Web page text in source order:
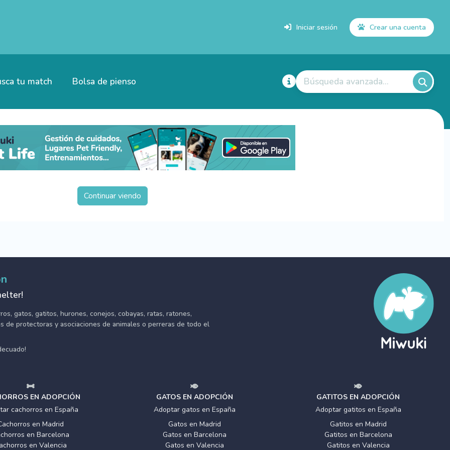
Iniciar sesión Crear una cuenta
tu match Bolsa de pienso Búsqueda avanzada...
Continuar viendo
gatos, gatitos, hurones, conejos, cobayas, ratas, ratones,
de protectoras y asociaciones de animales o perreras de todo el
EN ADOPCIÓN
cachorros en España
en Madrid
en Barcelona
en Valencia
GATOS EN ADOPCIÓN
Adoptar gatos en España
Gatos en Madrid
Gatos en Barcelona
Gatos en Valencia
GATITOS EN ADOPCIÓN
Adoptar gatitos en España
Gatitos en Madrid
Gatitos en Barcelona
Gatitos en Valencia